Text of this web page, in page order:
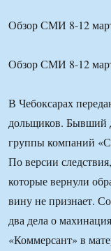
Обзор СМИ 8-12
Обзор СМИ 8-12
В Чебоксарах
дольщиков. Бывший
группы компаний
По версии
которые вернули
вину не признает.
два дела о
«Коммерсант» в